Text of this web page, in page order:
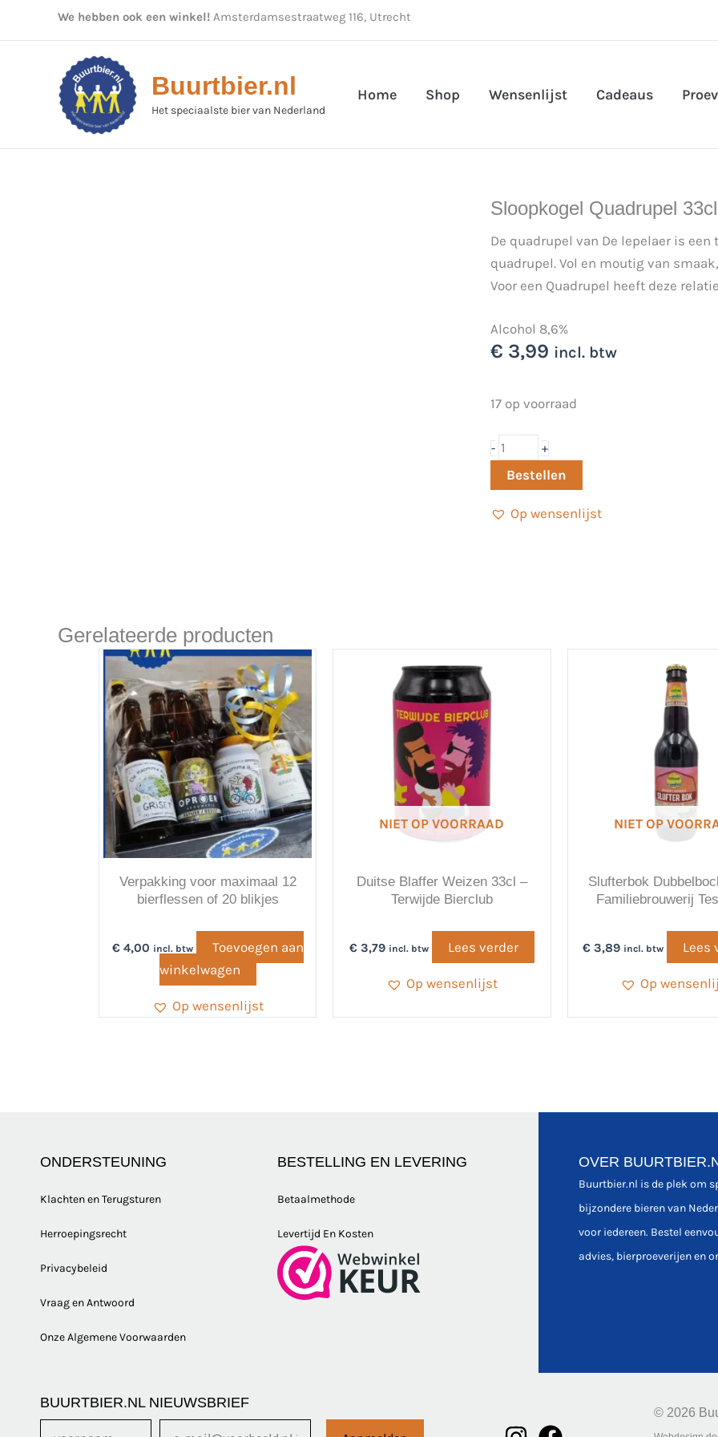
We hebben ook een winkel! Amsterdamsestraatweg 116, Utrecht
Buurtbier.nl
Het speciaalste bier van Nederland
Home Shop Wensenlijst Cadeaus
Sloopkogel Quadrupel
De quadrupel van De lepelaer is
quadrupel. Vol en moutig van
Voor een Quadrupel heeft deze
Alcohol 8,6%
€ 3,99 incl. btw
17 op voorraad
-
Sloopkogel
33cl
Brouwerij
De
+
Bestellen
Op wensenlijst
Gerelateerde producten
Verpakking voor maximaal 12
bierflessen of 20 blikjes
€4,00 incl. btw
Toevoegen aan
winkelwagen
Op wensenlijst
NIET OP VOORRAAD
Duitse Blaffer Weizen 33cl –
Terwijde Bierclub
€3,79 incl. btw Lees verder
Op wensenlijst
NIET OP
Slufterbok
Familiebrouwerij
€ 3,89 incl. btw Lees
Op
ONDERSTEUNING
Klachten en Terugsturen
Herroepingsrecht
Privacybeleid
Vraag en Antwoord
Onze Algemene Voorwaarden
BESTELLING EN LEVERING
Betaalmethode
Levertijd En Kosten
OVER
Buurtbier.nl is de plek om
bijzondere bieren van
voor iedereen. Bestel
advies, bierproeverijen en
BUURTBIER.NL NIEUWSBRIEF
© 2026